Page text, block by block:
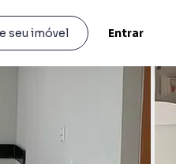
seu imóvel Entrar